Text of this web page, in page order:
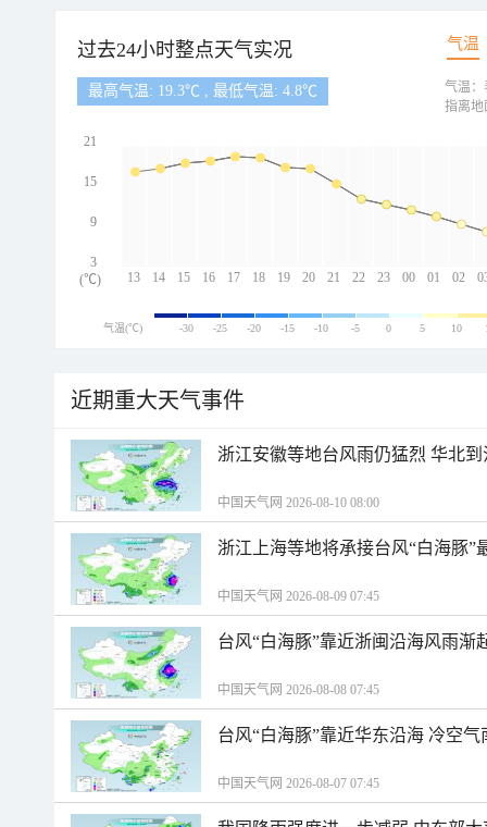
过去24小时整点天气实况 气温
最高气温: 19.3℃ , 最低气温: 4.8℃
13 14 15 16 17 18 19 20 21 22 23 00 01 02
21
15
9
3
(℃)
气温：
指离地
气温(℃) -30 -25 -20 -15 -10 -5 0 5 10
近期重大天气事件
浙江安徽等地台风雨仍猛烈 华北
中国天气网 2026-08-10 08:00
浙江上海等地将承接台风“白海豚”
中国天气网 2026-08-09 07:45
台风“白海豚”靠近浙闽沿海风雨渐
中国天气网 2026-08-08 07:45
台风“白海豚”靠近华东沿海 冷空
中国天气网 2026-08-07 07:45